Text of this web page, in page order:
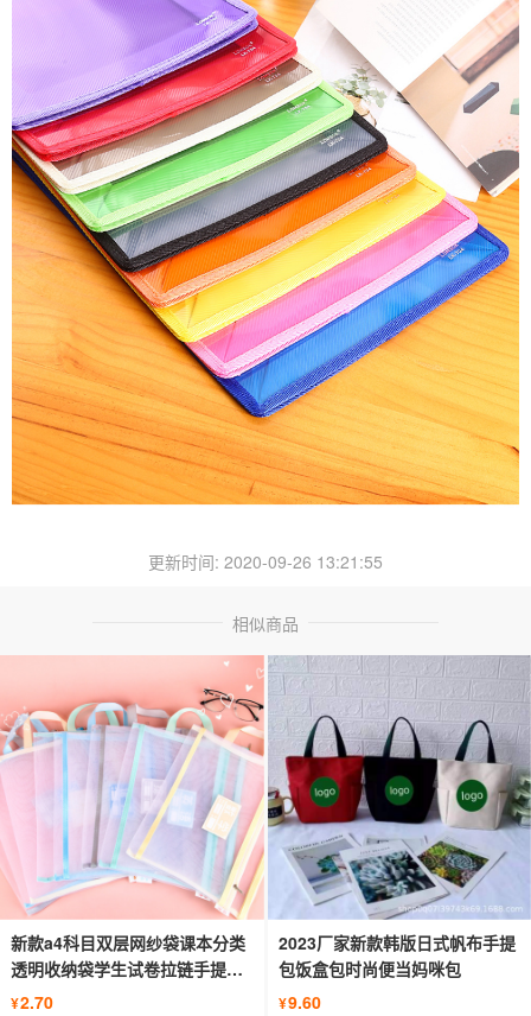
更新时间: 2020-09-26 13:21:55
相似商品
新款a4科目双层网纱袋课本分类
透明收纳袋学生试卷拉链手提文
件袋
¥2.70
2023厂家新款韩版日式帆布手提
包饭盒包时尚便当妈咪包
¥9.60